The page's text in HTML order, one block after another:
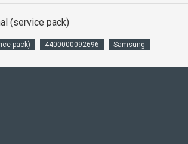
(service pack)
pack) 4400000092696 Samsung